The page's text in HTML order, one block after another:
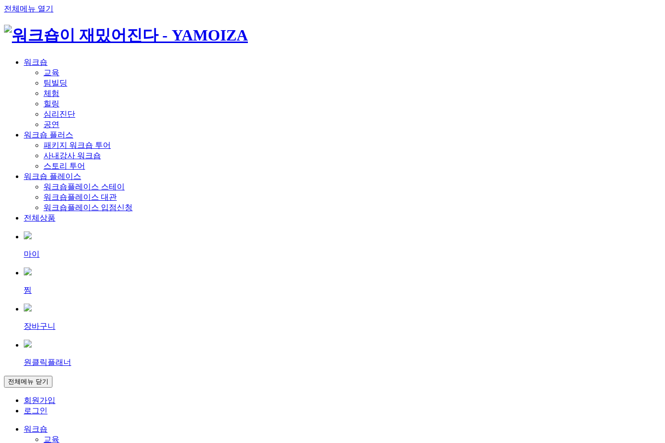
전체메뉴 열기
워크숍
교육
팀빌딩
체험
힐링
심리진단
공연
워크숍 플러스
패키지 워크숍 투어
사내강사 워크숍
스토리 투어
워크숍 플레이스
워크숍플레이스 스테이
워크숍플레이스 대관
워크숍플레이스 입점신청
전체상품
마이
찜
장바구니
원클릭플래너
전체메뉴 닫기
회원가입
로그인
워크숍
교육